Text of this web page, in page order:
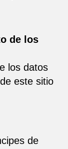
de los
los datos
este sitio
de